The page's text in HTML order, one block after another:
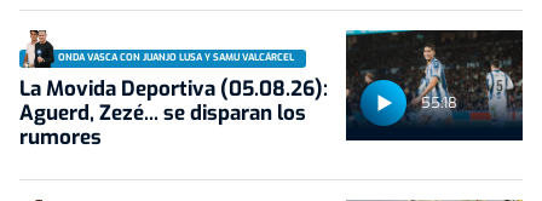
55:18
ONDA VASCA CON JUANJO LUSA Y SAMU VALCÁRCEL
La Movida Deportiva (05.08.26):
Aguerd, Zezé... se disparan los
rumores